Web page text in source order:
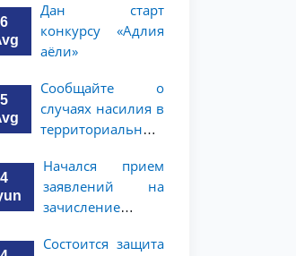
мобильности для
студентов 2–3
курсов
университета
Дан старт
конкурсу «Адлия
аёли»
Сообщайте о
случаях насилия в
территориальные
Национального
агентства
социальной
Начался прием
заявлений на
зачисление
академического
Состоится защита